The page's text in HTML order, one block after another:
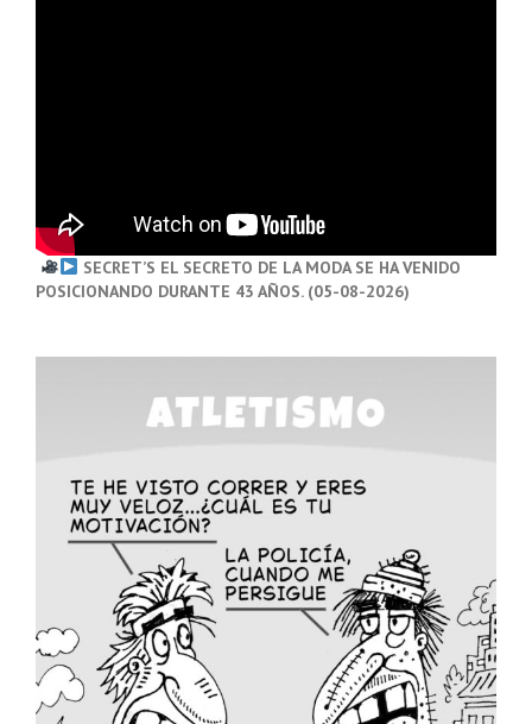
SECRET’S EL SECRETO DE LA MODA SE HA VENIDO
POSICIONANDO DURANTE 43 AÑOS. (05-08-2026)